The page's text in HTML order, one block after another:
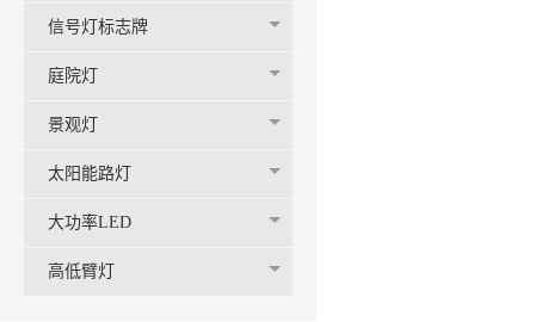
信号灯标志牌
庭院灯
景观灯
太阳能路灯
大功率LED
高低臂灯